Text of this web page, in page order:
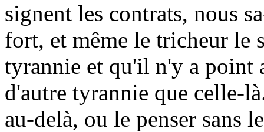
signent les contrats, nous
fort, et même le tricheur le
tyrannie et qu'il n'y a point
d'autre tyrannie que celle-
au-delà, ou le penser sans